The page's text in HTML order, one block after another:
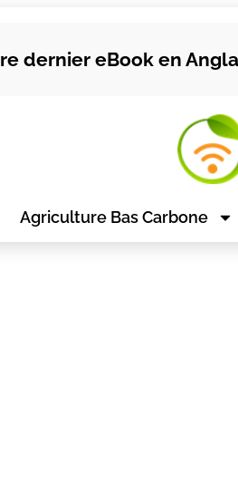
dernier eBook en
Agriculture Bas Carbone